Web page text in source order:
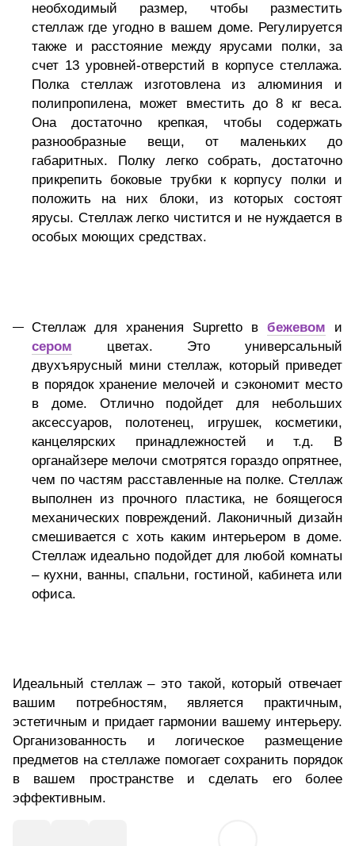
необходимый размер, чтобы разместить
стеллаж где угодно в вашем доме. Регулируется
также и расстояние между ярусами полки, за
счет 13 уровней-отверстий в корпусе стеллажа.
Полка стеллаж изготовлена из алюминия и
полипропилена, может вместить до 8 кг веса.
Она достаточно крепкая, чтобы содержать
разнообразные вещи, от маленьких до
габаритных. Полку легко собрать, достаточно
прикрепить боковые трубки к корпусу полки и
положить на них блоки, из которых состоят
ярусы. Стеллаж легко чистится и не нуждается в
особых моющих средствах.
Стеллаж для хранения Supretto в бежевом и
сером цветах. Это универсальный
двухъярусный мини стеллаж, который приведет
в порядок хранение мелочей и сэкономит место
в доме. Отлично подойдет для небольших
аксессуаров, полотенец, игрушек, косметики,
канцелярских принадлежностей и т.д. В
органайзере мелочи смотрятся гораздо опрятнее,
чем по частям расставленные на полке. Стеллаж
выполнен из прочного пластика, не боящегося
механических повреждений. Лаконичный дизайн
смешивается с хоть каким интерьером в доме.
Стеллаж идеально подойдет для любой комнаты
– кухни, ванны, спальни, гостиной, кабинета или
офиса.
Идеальный стеллаж – это такой, который отвечает
вашим потребностям, является практичным,
эстетичным и придает гармонии вашему интерьеру.
Организованность и логическое размещение
предметов на стеллаже помогает сохранить порядок
в вашем пространстве и сделать его более
эффективным.